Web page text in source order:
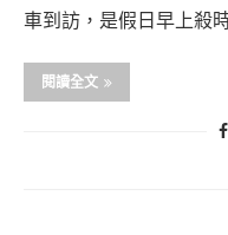
車到訪，是假日早上殺
閱讀全文